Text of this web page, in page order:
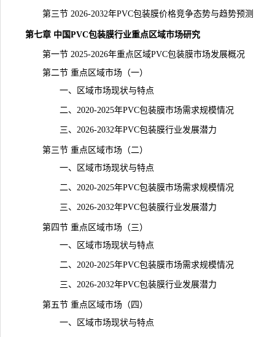
第三节 2026-2032年PVC包装膜价格竞争态势与趋势预测
第七章 中国PVC包装膜行业重点区域市场研究
第一节 2025-2026年重点区域PVC包装膜市场发展概况
第二节 重点区域市场（一）
一、区域市场现状与特点
二、2020-2025年PVC包装膜市场需求规模情况
三、2026-2032年PVC包装膜行业发展潜力
第三节 重点区域市场（二）
一、区域市场现状与特点
二、2020-2025年PVC包装膜市场需求规模情况
三、2026-2032年PVC包装膜行业发展潜力
第四节 重点区域市场（三）
一、区域市场现状与特点
二、2020-2025年PVC包装膜市场需求规模情况
三、2026-2032年PVC包装膜行业发展潜力
第五节 重点区域市场（四）
一、区域市场现状与特点